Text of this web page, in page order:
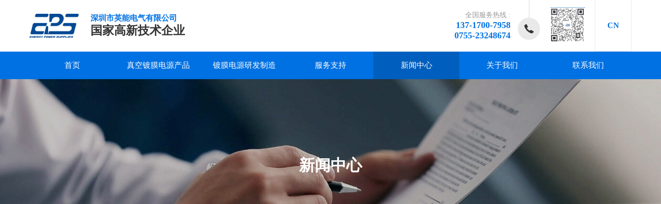
深圳市英能电气有限公司
国家高新技术企业
全国服务热线 :
137-1700-7958
0755-23248674
CN
首页 真空镀膜电源产品 镀膜电源研发制造
研发实力
品质保证
深圳市英能电气有限公司创立于2015年，是一家集真空镀膜电源的研发、
了解更多
服务支持
服务支持
下载中心
深圳市英能电气有限公司创立于2015年，是一家集真空镀膜电源的研发、
了解更多
新闻中心
公司新闻
深圳市英能电气有限公司创立于2015年，是一家集真空镀膜电源的研发、
了解更多
关于我们
公司概况
发展历程
深圳市英能电气有限公司创立于2015年，是一家集真空镀膜电源的研发、
了解更多
联系我们
联系我们
深圳市英能电气有限公司创立于2015年，是一家集真空镀膜电源的研发、
了解更多
中
心-
能
新闻中心